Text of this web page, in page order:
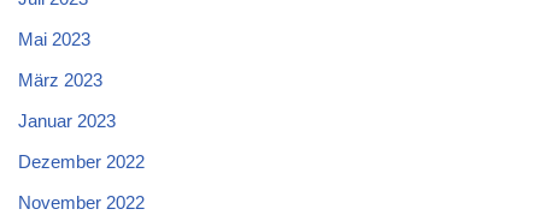
Mai 2023
März 2023
Januar 2023
Dezember 2022
November 2022